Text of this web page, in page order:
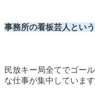
事務所の看板芸人とい
民放キー局全てでゴー
な仕事が集中しています